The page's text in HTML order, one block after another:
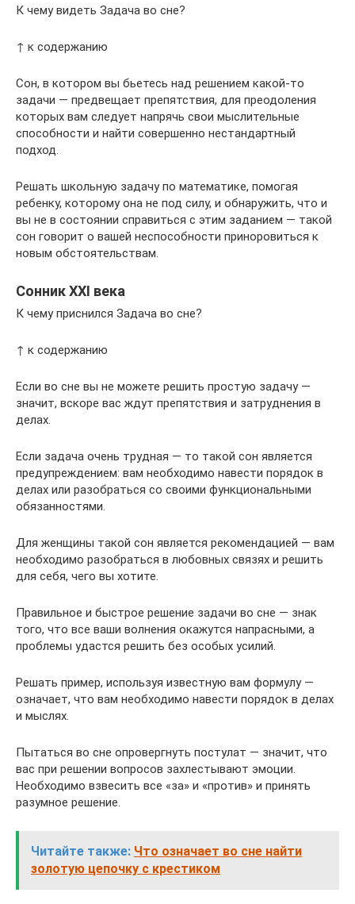
К чему видеть Задача во сне?
↑ к содержанию
Сон, в котором вы бьетесь над решением какой-то
задачи — предвещает препятствия, для преодоления
которых вам следует напрячь свои мыслительные
способности и найти совершенно нестандартный
подход.
Решать школьную задачу по математике, помогая
ребенку, которому она не под силу, и обнаружить, что и
вы не в состоянии справиться с этим заданием — такой
сон говорит о вашей неспособности приноровиться к
новым обстоятельствам.
Сонник XXI века
К чему приснился Задача во сне?
↑ к содержанию
Если во сне вы не можете решить простую задачу —
значит, вскоре вас ждут препятствия и затруднения в
делах.
Если задача очень трудная — то такой сон является
предупреждением: вам необходимо навести порядок в
делах или разобраться со своими функциональными
обязанностями.
Для женщины такой сон является рекомендацией — вам
необходимо разобраться в любовных связях и решить
для себя, чего вы хотите.
Правильное и быстрое решение задачи во сне — знак
того, что все ваши волнения окажутся напрасными, а
проблемы удастся решить без особых усилий.
Решать пример, используя известную вам формулу —
означает, что вам необходимо навести порядок в делах
и мыслях.
Пытаться во сне опровергнуть постулат — значит, что
вас при решении вопросов захлестывают эмоции.
Необходимо взвесить все «за» и «против» и принять
разумное решение.
Читайте также: Что означает во сне найти
золотую цепочку с крестиком